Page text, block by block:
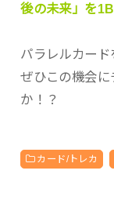
後の未来」を
パラレルカード
ぜひこの機会に
か！？
カード/トレカ